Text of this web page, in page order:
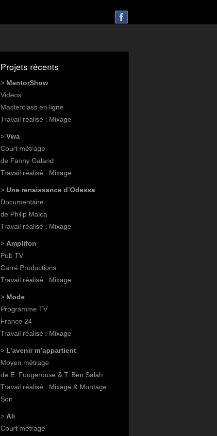
Projets récents
> MentorShow
Videos
Masterclass en ligne
Travail réalisé : Mixage
> Vwa
Court métrage
de Fanny Galand
Travail réalisé : Mixage
> Une renaissance d’Odessa
Documentaire
de Philip Malca
Travail réalisé : Mixage
> Amplifon
Pub TV
Carré Productions
Travail réalisé : Mixage
> Mode
Programme TV
France 24
Travail réalisé : Mixage
> L’avenir m’appartient
Moyen métrage
de E. Fougerouse & T. Ben Salah
Travail réalisé : Mixage & Montage
Son
> Ali
Court métrage